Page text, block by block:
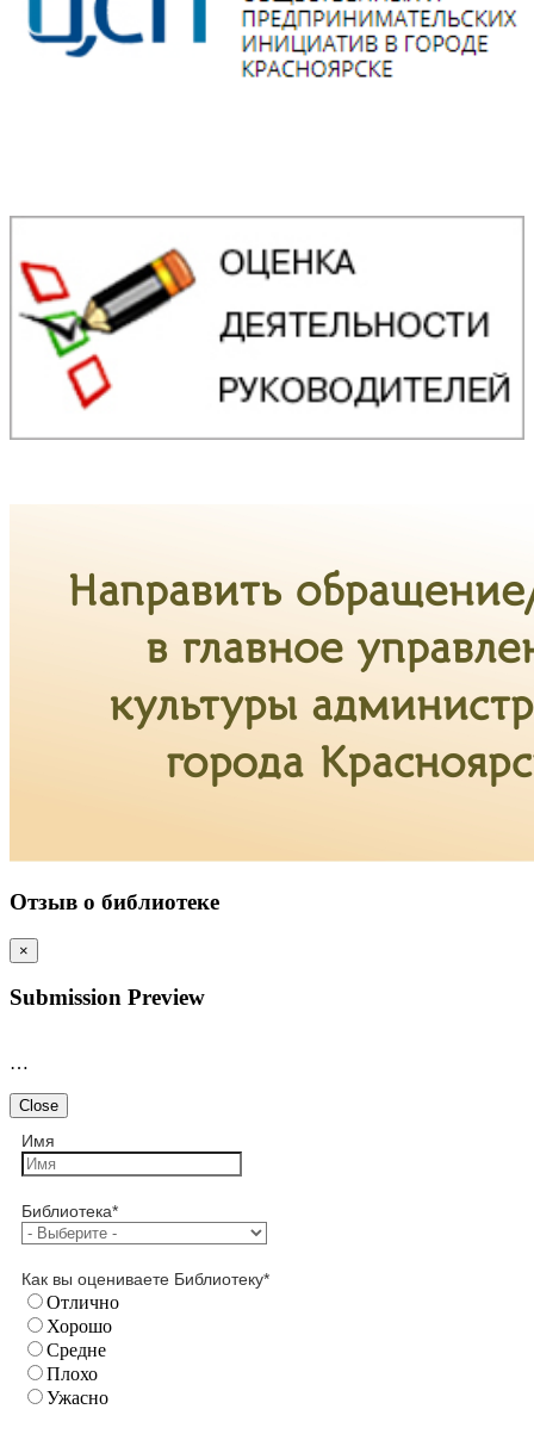
Отзыв о библиотеке
×
Submission Preview
…
Close
Имя
Библиотека*
Как вы оцениваете Библиотеку*
Отлично
Хорошо
Средне
Плохо
Ужасно